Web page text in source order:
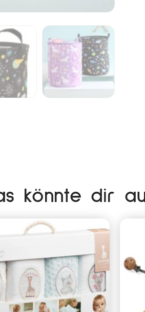
könnte dir